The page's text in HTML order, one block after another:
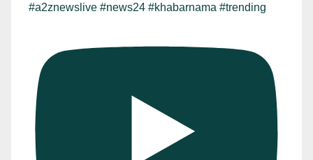
#a2znewslive #news24 #khabarnama #trending